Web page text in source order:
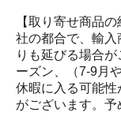
【取り寄せ商品
社の都合で、輸入
りも延びる場合
ーズン、（7-9月
休暇に入る可能
がございます。予